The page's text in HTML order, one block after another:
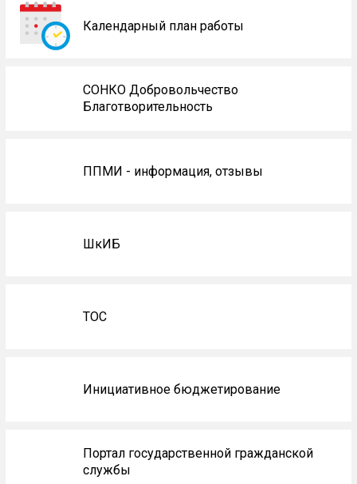
Календарный план работы
СОНКО Добровольчество
Благотворительность
ППМИ - информация, отзывы
ШкИБ
ТОС
Инициативное бюджетирование
Портал государственной гражданской
службы